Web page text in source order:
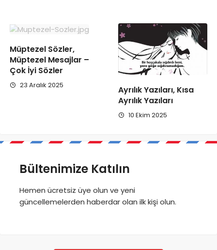
Müptezel Sözler,
Müptezel Mesajlar –
Çok İyi Sözler
23 Aralık 2025
Ayrılık Yazıları, Kısa
Ayrılık Yazıları
10 Ekim 2025
Bültenimize Katılın
Hemen ücretsiz üye olun ve yeni
güncellemelerden haberdar olan ilk kişi olun.